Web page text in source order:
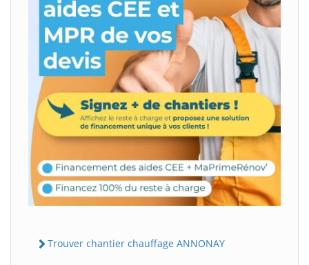
Trouver chantier chauffage ANNONAY